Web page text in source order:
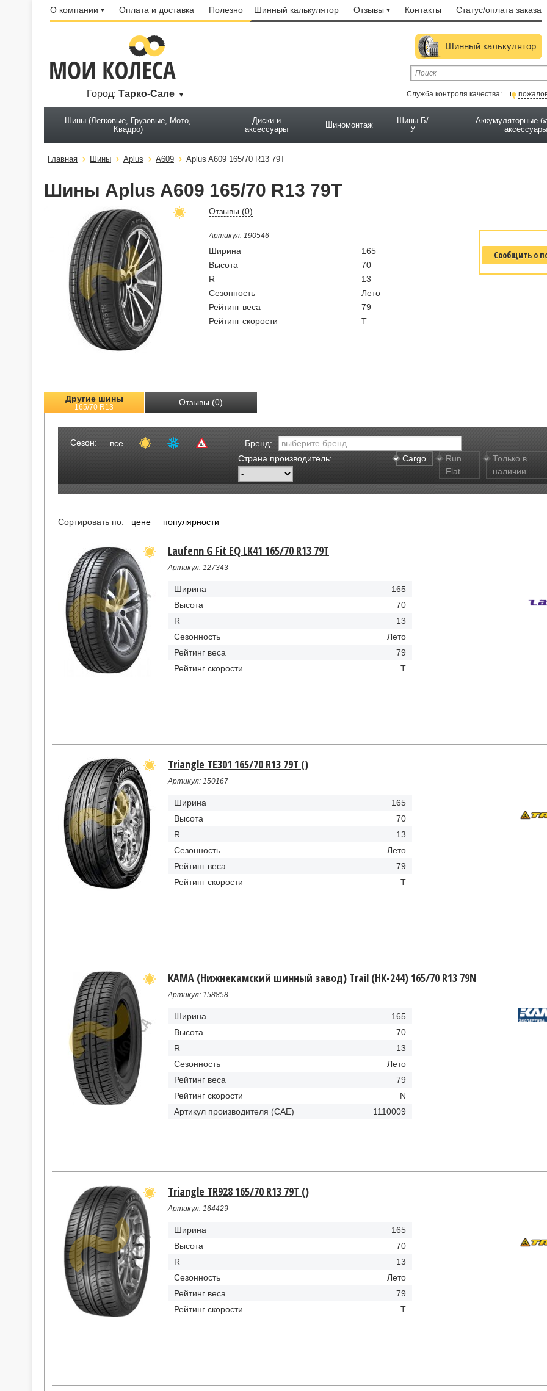
О компании Оплата и доставка Полезно Шинный калькулятор Отзывы Контакты Статус/оплата заказа
Город: Тарко-Сале
Шинный калькулятор
Служба контроля качества:
Шины (Легковые, Грузовые, Мото,
Квадро)
Диски и
аксессуары
Шиномонтаж
Шины Б/
У
Аккумуляторные
Главная Шины Aplus A609 Aplus A609 165/70 R13 79T
Шины Aplus A609 165/70 R13 79T
Отзывы (0)
Артикул: 190546
Ширина
165
Высота
70
R
13
Сезонность
Лето
Рейтинг веса
79
Рейтинг скорости
T
Сообщить о
Другие шины
165/70 R13 Отзывы (0)
Сезон: все
Бренд:
Страна производитель:
Cargo
Run
Flat
Только в
наличии
Сортировать по: цене популярности
Laufenn G Fit EQ LK41 165/70 R13 79T
Артикул: 127343
Ширина
165
Высота
70
R
13
Сезонность
Лето
Рейтинг веса
79
Рейтинг скорости
T
Triangle TE301 165/70 R13 79T ()
Артикул: 150167
Ширина
165
Высота
70
R
13
Сезонность
Лето
Рейтинг веса
79
Рейтинг скорости
T
КАМА (Нижнекамский шинный завод) Trail (НК-244) 165/70 R13 79N
Артикул: 158858
Ширина
165
Высота
70
R
13
Сезонность
Лето
Рейтинг веса
79
Рейтинг скорости
N
Артикул производителя (CAE)
1110009
Triangle TR928 165/70 R13 79T ()
Артикул: 164429
Ширина
165
Высота
70
R
13
Сезонность
Лето
Рейтинг веса
79
Рейтинг скорости
T